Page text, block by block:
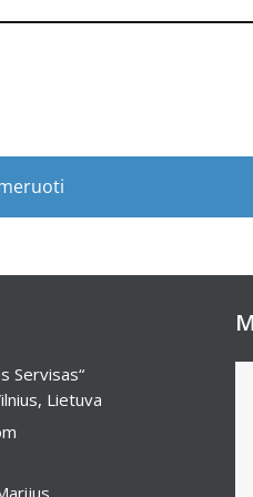
Servisas“
Lietuva